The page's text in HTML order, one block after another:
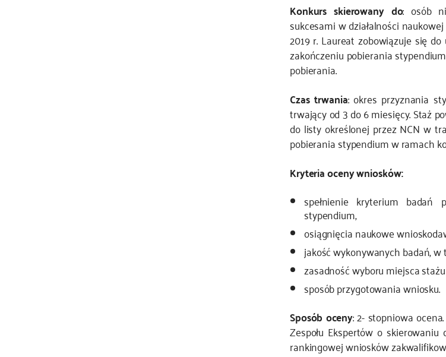
Konkurs skierowany do: osób
sukcesami w działalności
2019 r. Laureat zobowiązuje się
zakończeniu pobierania
pobierania.
Czas trwania: okres przyznania
trwający od 3 do 6 miesięcy. Staż
do listy określonej przez NCN w
pobierania stypendium w ramach
Kryteria oceny wniosków:
spełnienie kryterium badań
stypendium,
osiągnięcia naukowe
jakość wykonywanych badań,
zasadność wyboru miejsca
sposób przygotowania wniosku.
Sposób oceny: 2- stopniowa
Zespołu Ekspertów o
rankingowej wniosków